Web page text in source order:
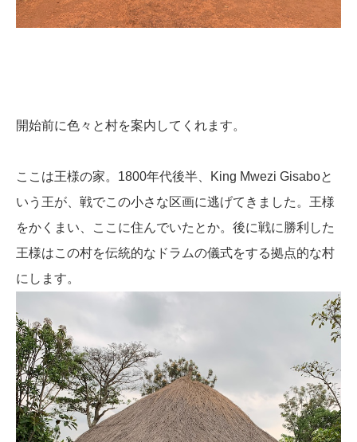
開始前に色々と村を案内してくれます。
ここは王様の家。1800年代後半、King Mwezi Gisaboと
いう王が、戦でこの小さな区画に逃げてきました。王様
をかくまい、ここに住んでいたとか。後に戦に勝利した
王様はこの村を伝統的なドラムの儀式をする拠点的な村
にします。